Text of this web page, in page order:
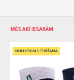
MĒS ARĪ IESAKĀM
NOLIKTAVAS TĪRĪŠANA